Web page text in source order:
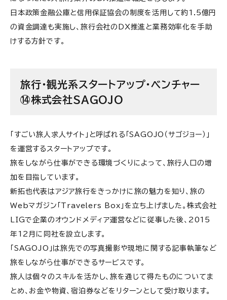
日本政策金融公庫と信用保証協会の制度を活用して約1.5億円
の資金調達も実施し、旅行会社のDX推進と業務効率化を手助
けする方針です。
旅行・観光系スタートアップ・ベンチャー
⑭株式会社SAGOJO
「すごい旅人求人サイト」と呼ばれる「SAGOJO（サゴジョー）」
を運営するスタートアップです。
旅をしながら仕事ができる環境づくりによって、旅行人口の増
加を目指しています。
新拓也代表はアジア旅行をきっかけに旅の魅力を知り、旅の
Webマガジン「Travelers Box」を立ち上げました。株式会社
LIGで企業のオウンドメディア運営などに従事した後、2015
年12月に同社を設立します。
「SAGOJO」は旅先での写真撮影や現地に関する記事執筆など
旅をしながら仕事ができるサービスです。
旅人は個々のスキルを活かし、旅を通じて得たものについてま
とめ、お金や物資、宿泊券などをリターンとして受け取ります。